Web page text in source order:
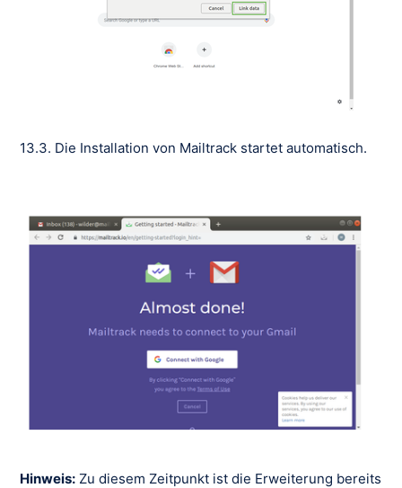
13.3. Die Installation von Mailtrack startet automatisch.
Hinweis: Zu diesem Zeitpunkt ist die Erweiterung bereits